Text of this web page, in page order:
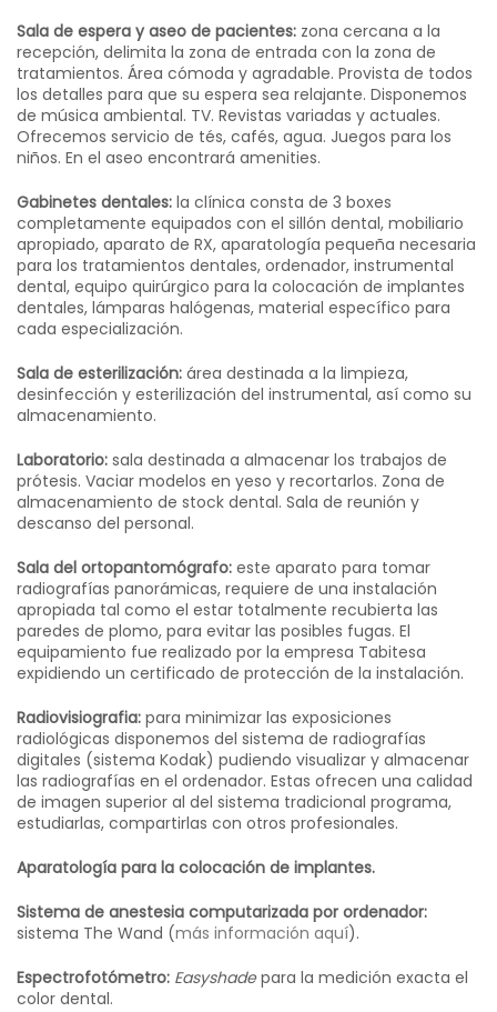
Sala de espera y aseo de pacientes: zona cercana a la
recepción, delimita la zona de entrada con la zona de
tratamientos. Área cómoda y agradable. Provista de todos
los detalles para que su espera sea relajante. Disponemos
de música ambiental. TV. Revistas variadas y actuales.
Ofrecemos servicio de tés, cafés, agua. Juegos para los
niños. En el aseo encontrará amenities.
Gabinetes dentales: la clínica consta de 3 boxes
completamente equipados con el sillón dental, mobiliario
apropiado, aparato de RX, aparatología pequeña necesaria
para los tratamientos dentales, ordenador, instrumental
dental, equipo quirúrgico para la colocación de implantes
dentales, lámparas halógenas, material específico para
cada especialización.
Sala de esterilización: área destinada a la limpieza,
desinfección y esterilización del instrumental, así como su
almacenamiento.
Laboratorio: sala destinada a almacenar los trabajos de
prótesis. Vaciar modelos en yeso y recortarlos. Zona de
almacenamiento de stock dental. Sala de reunión y
descanso del personal.
Sala del ortopantomógrafo: este aparato para tomar
radiografías panorámicas, requiere de una instalación
apropiada tal como el estar totalmente recubierta las
paredes de plomo, para evitar las posibles fugas. El
equipamiento fue realizado por la empresa Tabitesa
expidiendo un certificado de protección de la instalación.
Radiovisiografia: para minimizar las exposiciones
radiológicas disponemos del sistema de radiografías
digitales (sistema Kodak) pudiendo visualizar y almacenar
las radiografías en el ordenador. Estas ofrecen una calidad
de imagen superior al del sistema tradicional programa,
estudiarlas, compartirlas con otros profesionales.
Aparatología para la colocación de implantes.
Sistema de anestesia computarizada por ordenador:
sistema The Wand (más información aquí).
Espectrofotómetro: Easyshadepara la medición exacta el
color dental.